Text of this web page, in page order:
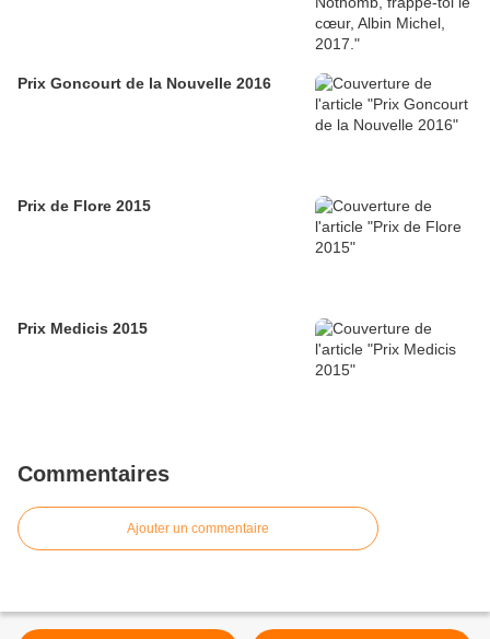
Prix Goncourt de la Nouvelle 2016
Prix de Flore 2015
Prix Medicis 2015
Commentaires
Ajouter un commentaire